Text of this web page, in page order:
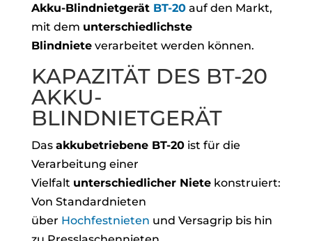
Akku-Blindnietgerät BT-20auf den Markt,
mit dem unterschiedlichste
Blindnieteverarbeitet werden können.
KAPAZITÄT DES BT-20
AKKU-
BLINDNIETGERÄT
Das akkubetriebene BT-20ist für die
Verarbeitung einer
Vielfalt unterschiedlicher Nietekonstruiert:
Von Standardnieten
über Hochfestnieten und Versagrip bis hin